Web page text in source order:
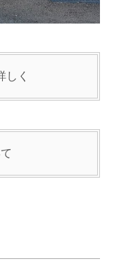
しく